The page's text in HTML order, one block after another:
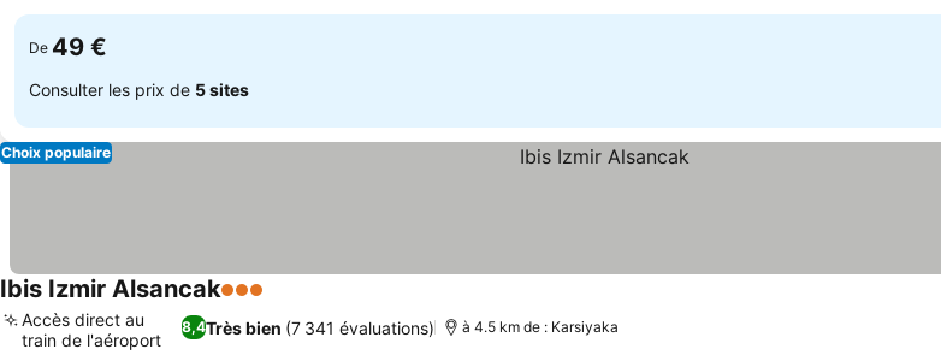
De 49 €
Consulter les prix de 5 sites
Choix populaire
Ibis Izmir Alsancak3 Étoiles
8,4Très bien (7 341 évaluations)
Accès direct au
train de l'aéroport
à 4.5 km de : Karsiyaka